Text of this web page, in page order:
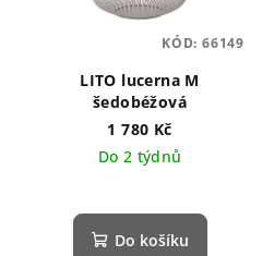
LITO lucerna M
šedobéžová
1 780 Kč
Do 2 týdnů
Do košíku
KÓD: 66149